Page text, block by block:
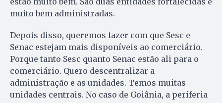
muito bem administradas.
Depois disso, queremos fazer com que Sesc e
Senac estejam mais disponíveis ao comerciário.
Porque tanto Sesc quanto Senac estão ali para o
comerciário. Quero descentralizar a
administração e as unidades. Temos muitas
unidades centrais. No caso de Goiânia, a periferia